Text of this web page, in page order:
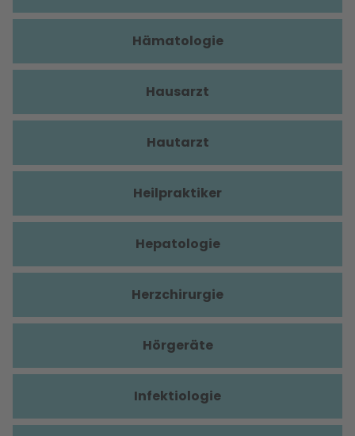
Hämatologie
Hausarzt
Hautarzt
Heilpraktiker
Hepatologie
Herzchirurgie
Hörgeräte
Infektiologie